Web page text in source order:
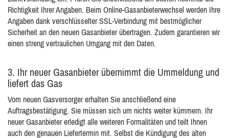
Richtigkeit Ihrer Angaben. Beim Online-Gasanbieterwechsel werden Ihre
Angaben dank verschlüsselter SSL-Verbindung mit bestmöglicher
Sicherheit an den neuen Gasanbieter übertragen. Zudem garantieren wir
einen streng vertraulichen Umgang mit den Daten.
3. Ihr neuer Gasanbieter übernimmt die Ummeldung und
liefert das Gas
Vom neuen Gasversorger erhalten Sie anschließend eine
Auftragsbestätigung. Sie müssen sich um nichts weiter kümmern. Ihr
neuer Gasanbieter erledigt alle weiteren Formalitäten und teilt Ihnen
auch den genauen Liefertermin mit. Selbst die Kündigung des alten